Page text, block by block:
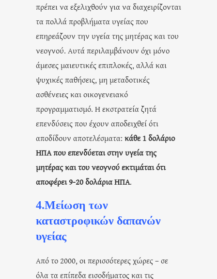
πρέπει να εξελιχθούν για να διαχειρίζονται
τα πολλά προβλήματα υγείας που
επηρεάζουν την υγεία της μητέρας και του
νεογνού. Αυτά περιλαμβάνουν όχι μόνο
άμεσες μαιευτικές επιπλοκές, αλλά και
ψυχικές παθήσεις, μη μεταδοτικές
ασθένειες και οικογενειακό
προγραμματισμό. Η εκστρατεία ζητά
επενδύσεις που έχουν αποδειχθεί ότι
αποδίδουν αποτελέσματα: κάθε 1 δολάριο
ΗΠΑ που επενδύεται στην υγεία της
μητέρας και του νεογνού εκτιμάται ότι
αποφέρει 9-20 δολάρια ΗΠΑ.
4.Μείωση των
καταστροφικών δαπανών
υγείας
Από το 2000, οι περισσότερες χώρες – σε
όλα τα επίπεδα εισοδήματος και τις